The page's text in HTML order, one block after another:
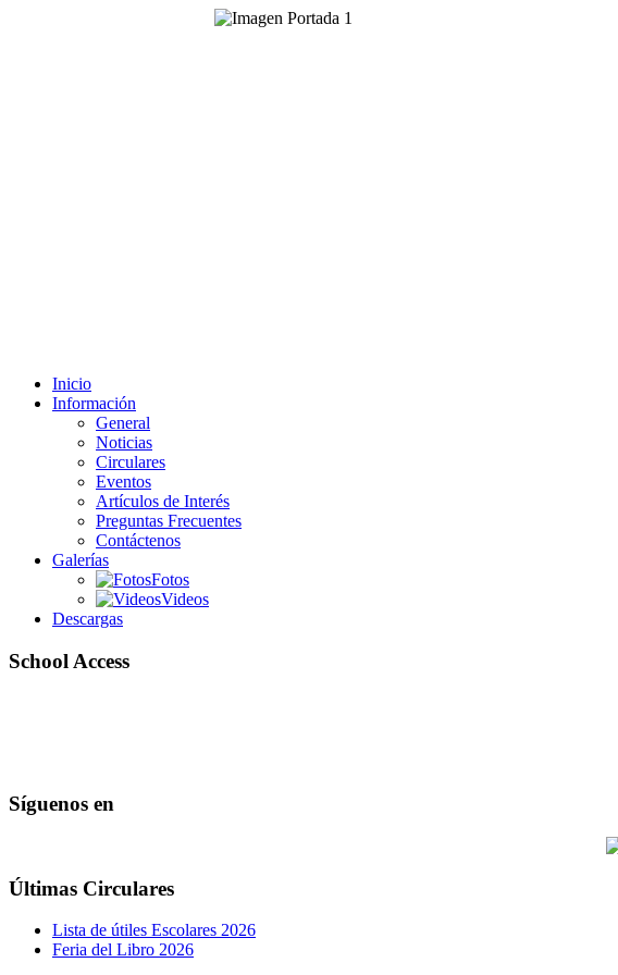
Inicio
Información
General
Noticias
Circulares
Eventos
Artículos de Interés
Preguntas Frecuentes
Contáctenos
Galerías
Fotos
Videos
Descargas
School Access
Síguenos en
Últimas Circulares
Lista de útiles Escolares 2026
Feria del Libro 2026